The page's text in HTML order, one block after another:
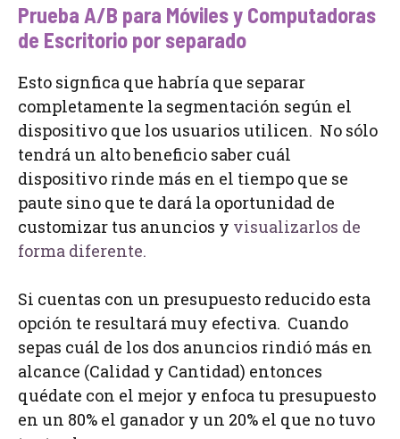
Prueba A/B para Móviles y Computadoras
de Escritorio por separado
Esto signfica que habría que separar
completamente la segmentación según el
dispositivo que los usuarios utilicen. No sólo
tendrá un alto beneficio saber cuál
dispositivo rinde más en el tiempo que se
paute sino que te dará la oportunidad de
customizar tus anuncios y visualizarlos de
forma diferente.
Si cuentas con un presupuesto reducido esta
opción te resultará muy efectiva. Cuando
sepas cuál de los dos anuncios rindió más en
alcance (Calidad y Cantidad) entonces
quédate con el mejor y enfoca tu presupuesto
en un 80% el ganador y un 20% el que no tuvo